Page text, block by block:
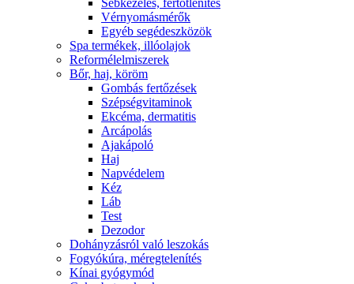
Sebkezelés, fertőtlenítés
Vérnyomásmérők
Egyéb segédeszközök
Spa termékek, illóolajok
Reformélelmiszerek
Bőr, haj, köröm
Gombás fertőzések
Szépségvitaminok
Ekcéma, dermatitis
Arcápolás
Ajakápoló
Haj
Napvédelem
Kéz
Láb
Test
Dezodor
Dohányzásról való leszokás
Fogyókúra, méregtelenítés
Kínai gyógymód